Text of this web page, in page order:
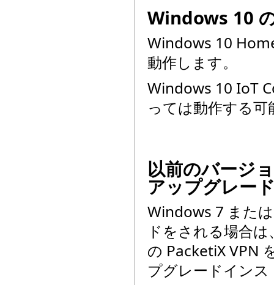
Windows 10
Windows 10
動作します。
Windows 10 IoT
っては動作する
以前のバージ
アップグレー
Windows 7 また
ドをされる場合
の PacketiX VPN
プグレードイン